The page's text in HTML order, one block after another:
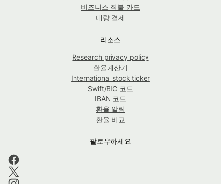
비즈니스 직불 카드
대량 결제
리소스
Research privacy policy
환율계산기
International stock ticker
Swift/BIC 코드
IBAN 코드
환율 알림
환율 비교
팔로우하세요